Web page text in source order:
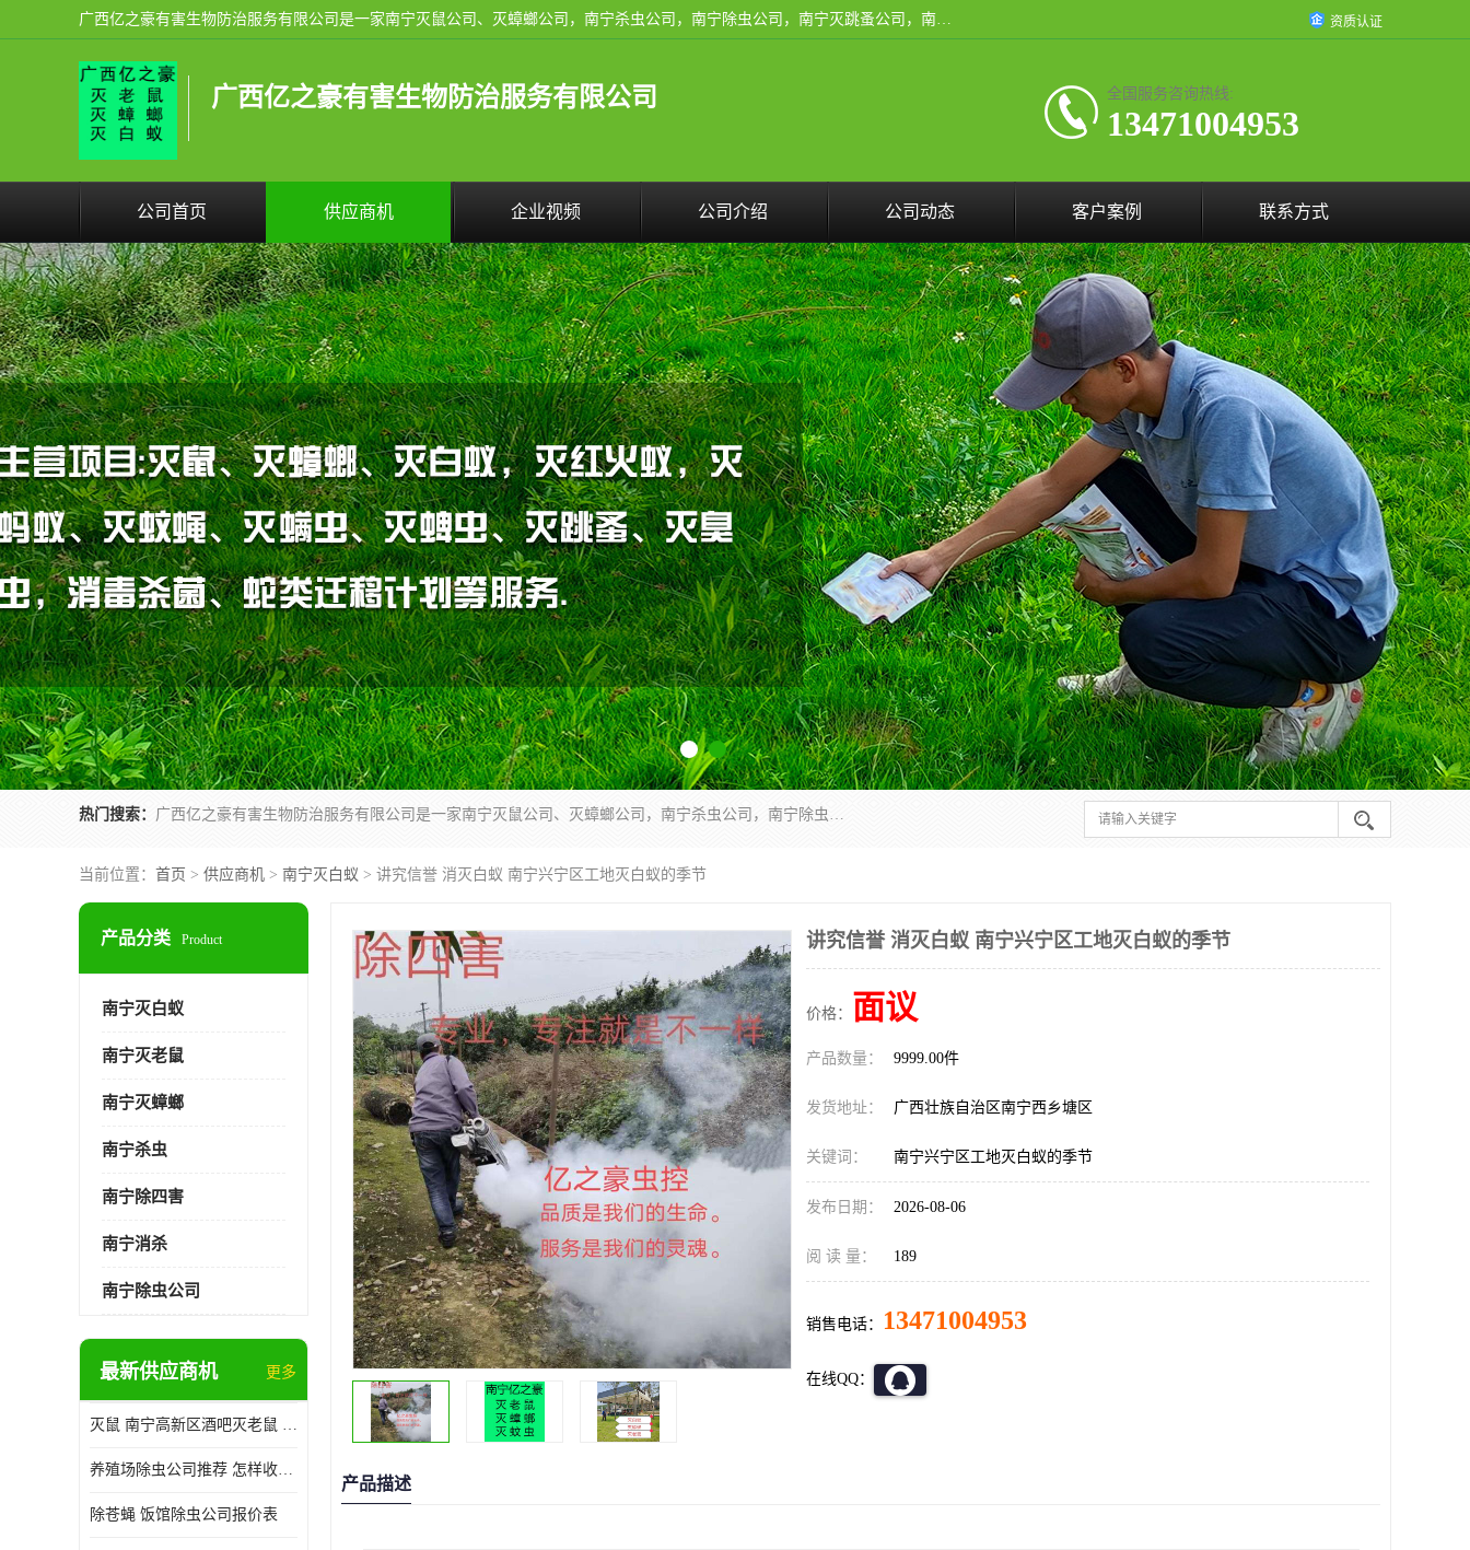
广西亿之豪有害生物防治服务有限公司是一家南宁灭鼠公司、灭蟑螂公司，南宁杀虫公司，南宁除虫公司，南宁灭跳蚤公司，南宁灭白蚁公司，南宁除四害公司,广西亿之豪有害生物防治服务有限公司专业灭蟑螂,除臭虫,其他害虫,服务上门,安全环保,售后保障,一次消杀，竭诚为您服务. 资质认证
广西亿之豪有害生物防治服务有限公司 全国服务咨询热线:
13471004953
公司首页 供应商机 企业视频 公司介绍 公司动态 客户案例 联系方式
热门搜索： 广西亿之豪有害生物防治服务有限公司是一家南宁灭鼠公司、灭蟑螂公司，南宁杀虫公司，南宁除虫公司，南宁灭跳蚤公司，南宁灭白蚁公司，南宁除四害公司,广西亿之豪有害生物防治服务有限公司专业灭蟑螂,除臭虫,其他害虫,服务上门,安全环保,售后保障,一次消杀，竭诚为您服务.
当前位置： 首页 > 供应商机 > 南宁灭白蚁 > 讲究信誉 消灭白蚁 南宁兴宁区工地灭白蚁的季节
产品分类 Product
南宁灭白蚁
南宁灭老鼠
南宁灭蟑螂
南宁杀虫
南宁除四害
南宁消杀
南宁除虫公司
最新供应商机 更多
灭鼠 南宁高新区酒吧灭老鼠 诚信经营
养殖场除虫公司推荐 怎样收费 除苍蝇
除苍蝇 饭馆除虫公司报价表
讲究信誉 消灭白蚁 南宁兴宁区工地灭白蚁的季节
价格： 面议
产品数量： 9999.00件
发货地址： 广西壮族自治区南宁西乡塘区
关键词： 南宁兴宁区工地灭白蚁的季节
发布日期： 2026-08-06
阅 读 量： 189
销售电话： 13471004953
在线QQ：
产品描述